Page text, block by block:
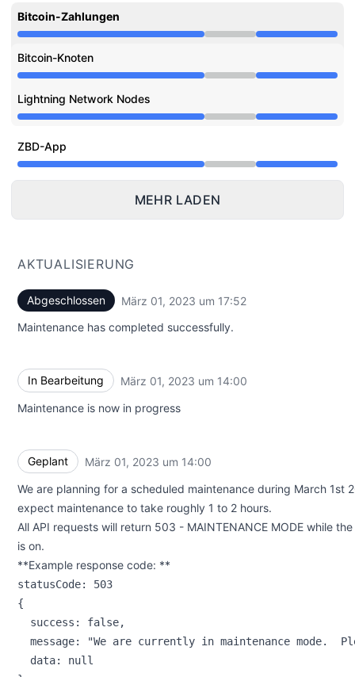
Bitcoin-Zahlungen
Wartung aus 2:00 PM zu 5:52 PM
Bitcoin-Knoten
Wartung aus 2:00 PM zu 5:52 PM
Lightning Network Nodes
Wartung aus 2:00 PM zu 5:52 PM
ZBD-App
Wartung aus 2:00 PM zu 5:52 PM
MEHR LADEN
AKTUALISIERUNG
Abgeschlossen März 01, 2023 um 17:52
Maintenance has completed successfully.
In Bearbeitung März 01, 2023 um 14:00
Maintenance is now in progress
Geplant März 01, 2023 um 14:00
We are planning for a scheduled maintenance during March 1st
expect maintenance to take roughly 1 to 2 hours.
All API requests will return 503 - MAINTENANCE MODE while
is on.
**Example response code: **
statusCode: 503
{
  success: false,
message: "We are currently in maintenance mode.
  data: null